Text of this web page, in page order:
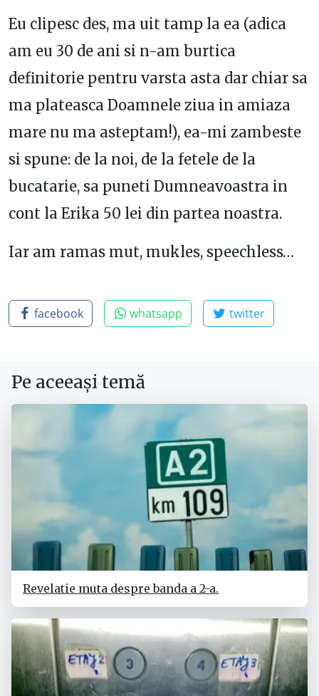
Eu clipesc des, ma uit tamp la ea (adica
am eu 30 de ani si n-am burtica
definitorie pentru varsta asta dar chiar sa
ma plateasca Doamnele ziua in amiaza
mare nu ma asteptam!), ea-mi zambeste
si spune: de la noi, de la fetele de la
bucatarie, sa puneti Dumneavoastra in
cont la Erika 50 lei din partea noastra.
Iar am ramas mut, mukles, speechless…
facebook whatsapp twitter
Pe aceeași temă
Revelatie muta despre banda a 2-a.